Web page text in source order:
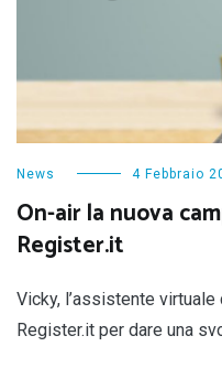
News 4 Febbraio
On-air la nuova
Register.it
Vicky, l’assistente
Register.it per dare una